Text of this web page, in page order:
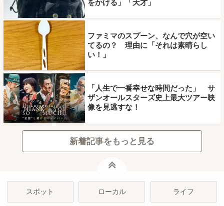
をかける」「天才」
ファミマのスプーン、なんで穴が空い
てるの？ 理由に「それは素晴らし
い！」
「人生で一番幸せな時間だった」 サ
ザンオールスターズ史上最大ツアー映
像を見逃すな！
新着記事をもっと見る
スポット ローカル ライフ